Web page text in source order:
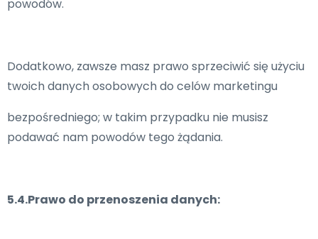
powodów.
Dodatkowo, zawsze masz prawo sprzeciwić się użyciu
twoich danych osobowych do celów marketingu
bezpośredniego; w takim przypadku nie musisz
podawać nam powodów tego żądania.
5.4.Prawo do przenoszenia danych: